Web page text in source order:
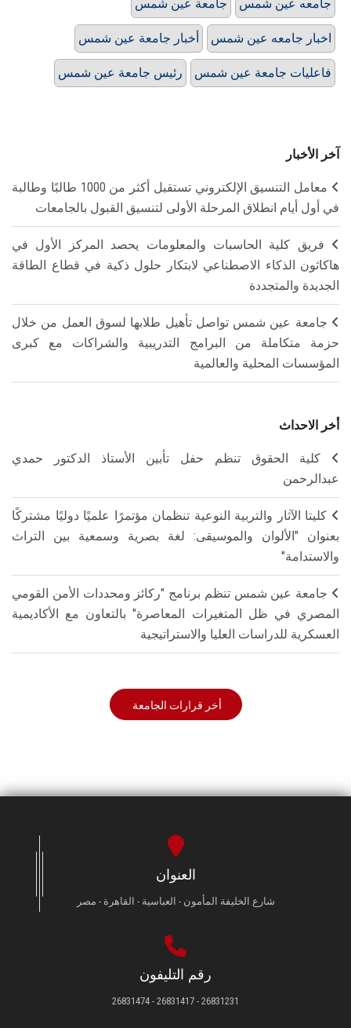
جامعة عين شمس جامعه عين شمس
أخبار جامعة عين شمس اخبار جامعه عين شمس
رئيس جامعة عين شمس فاعليات جامعة عين شمس
آخر الأخبار
معامل التنسيق الإلكتروني تستقبل أكثر من 1000 طالبًا وطالبة
في أول أيام انطلاق المرحلة الأولى لتنسيق القبول بالجامعات
فريق كلية الحاسبات والمعلومات يحصد المركز الأول في
هاكاثون الذكاء الاصطناعي لابتكار حلول ذكية في قطاع الطاقة
الجديدة والمتجددة
جامعة عين شمس تواصل تأهيل طلابها لسوق العمل من خلال
حزمة متكاملة من البرامج التدريبية والشراكات مع كبرى
المؤسسات المحلية والعالمية
أخر الاحداث
كلية الحقوق تنظم حفل تأبين الأستاذ الدكتور حمدي
عبدالرحمن
كليتا الآثار والتربية النوعية تنظمان مؤتمرًا علميًا دوليًا مشتركًا
بعنوان "الألوان والموسيقى: لغة بصرية وسمعية بين التراث
والاستدامة"
جامعة عين شمس تنظم برنامج "ركائز ومحددات الأمن القومي
المصري في ظل المتغيرات المعاصرة" بالتعاون مع الأكاديمية
العسكرية للدراسات العليا والاستراتيجية
أخر قرارات الجامعة
العنوان
شارع الخليفة المأمون - العباسية - القاهرة - مصر
رقم التليفون
26831231 - 26831417 - 26831474